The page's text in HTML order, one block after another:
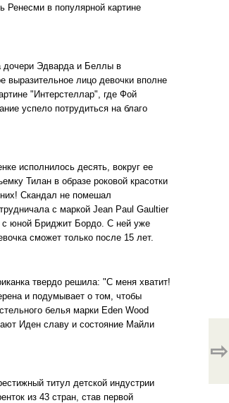
Ренесми в популярной картине
дочери Эдварда и Беллы в
лицо девочки вполне
"Интерстеллар", где Фой
успело потрудиться на благо
исполнилось десять, вокруг ее
Тилан в образе роковой красотки
Скандал не помешал
с маркой Jean Paul Gaultier
с юной Бриджит Бордо. С ней уже
сможет только после 15 лет.
твердо решила: "С меня хватит!
и подумывает о том, чтобы
белья марки Eden Wood
Иден славу и состояние Майли
титул детской индустрии
из 43 стран, став первой
⇨